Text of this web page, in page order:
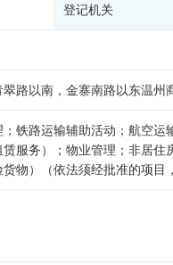
登记机关
路以南，金寨南路以东温州
铁路运输辅助活动；航空
服务）；物业管理；非居
物）（依法须经批准的项